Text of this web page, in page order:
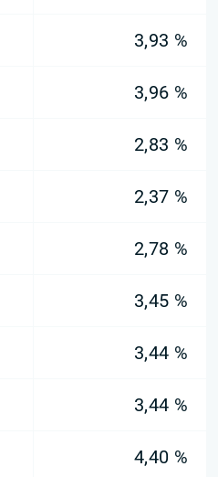
3,93 %
3,96 %
2,83 %
2,37 %
2,78 %
3,45 %
3,44 %
3,44 %
4,40 %